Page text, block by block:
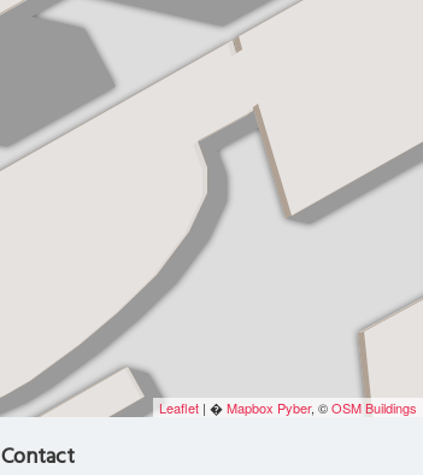
Leaflet | �Mapbox Pyber, ©OSM Buildings
Contact